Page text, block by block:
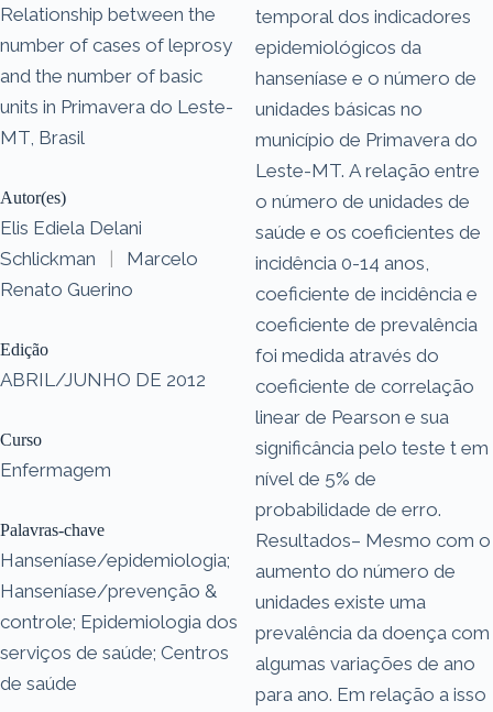
Relationship between the
number of cases of leprosy
and the number of basic
units in Primavera do Leste-
MT, Brasil
Autor(es)
Elis Ediela Delani
Schlickman
|
Marcelo
Renato Guerino
Edição
ABRIL/JUNHO DE 2012
Curso
Enfermagem
Palavras-chave
Hanseníase/epidemiologia;
Hanseníase/prevenção &
controle; Epidemiologia dos
serviços de saúde; Centros
de saúde
temporal dos indicadores
epidemiológicos da
hanseníase e o número de
unidades básicas no
município de Primavera do
Leste-MT. A relação entre
o número de unidades de
saúde e os coeficientes de
incidência 0-14 anos,
coeficiente de incidência e
coeficiente de prevalência
foi medida através do
coeficiente de correlação
linear de Pearson e sua
significância pelo teste t em
nível de 5% de
probabilidade de erro.
Resultados– Mesmo com o
aumento do número de
unidades existe uma
prevalência da doença com
algumas variações de ano
para ano. Em relação a isso